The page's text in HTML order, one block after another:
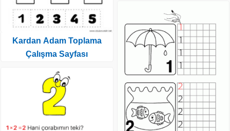
Kardan Adam Toplama
Çalışma Sayfası